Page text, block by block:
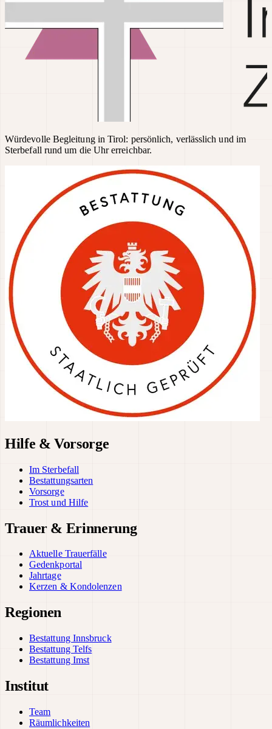
Würdevolle Begleitung in Tirol: persönlich, verlässlich und im
Sterbefall rund um die Uhr erreichbar.
Hilfe & Vorsorge
Im Sterbefall
Bestattungsarten
Vorsorge
Trost und Hilfe
Trauer & Erinnerung
Aktuelle Trauerfälle
Gedenkportal
Jahrtage
Kerzen & Kondolenzen
Regionen
Bestattung Innsbruck
Bestattung Telfs
Bestattung Imst
Institut
Team
Räumlichkeiten